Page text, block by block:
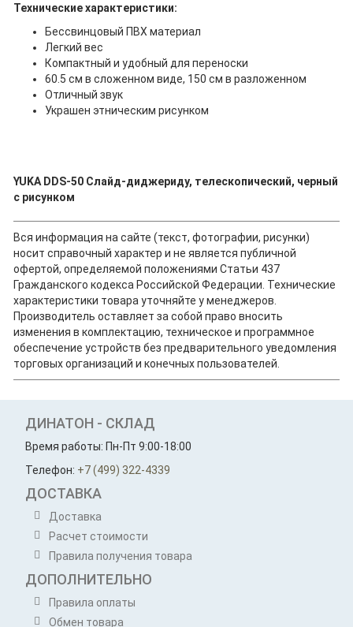
Технические характеристики:
Бессвинцовый ПВХ материал
Легкий вес
Компактный и удобный для переноски
60.5 см в сложенном виде, 150 см в разложенном
Отличный звук
Украшен этническим рисунком
YUKA DDS-50 Слайд-диджериду, телескопический, черный
с рисунком
Вся информация на сайте (текст, фотографии, рисунки)
носит справочный характер и не является публичной
офертой, определяемой положениями Статьи 437
Гражданского кодекса Российской Федерации. Технические
характеристики товара уточняйте у менеджеров.
Производитель оставляет за собой право вносить
изменения в комплектацию, техническое и программное
обеспечение устройств без предварительного уведомления
торговых организаций и конечных пользователей.
ДИНАТОН - СКЛАД
Время работы: Пн-Пт 9:00-18:00
Телефон: +7 (499) 322-4339
ДОСТАВКА
Доставка
Расчет стоимости
Правила получения товара
ДОПОЛНИТЕЛЬНО
Правила оплаты
Обмен товара